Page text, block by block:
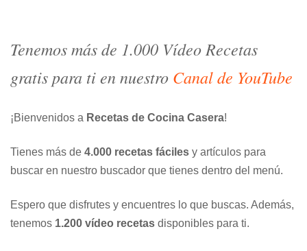
Tenemos más de 1.000 Vídeo Recetas
gratis para ti en nuestro Canal de YouTube
¡Bienvenidos a Recetas de Cocina Casera!
Tienes más de 4.000 recetas fáciles y artículos para
buscar en nuestro buscador que tienes dentro del menú.
Espero que disfrutes y encuentres lo que buscas. Además,
tenemos 1.200 vídeo recetas disponibles para ti.